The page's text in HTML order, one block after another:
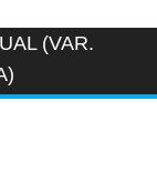
(VAR.